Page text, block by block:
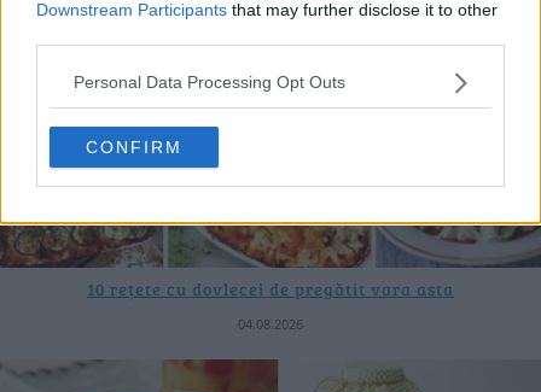
Downstream Participants that may further disclose it to other
Personal Data Processing Opt Outs
CONFIRM
10 rețete cu dovlecei de pregătit vara asta
04.08.2026